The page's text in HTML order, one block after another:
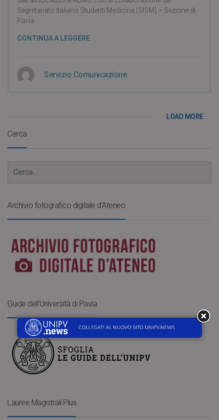
Segretariato Italiano Studenti Medicina (SISM) – Sezione di
Pavia.
CONTINUA A LEGGERE
Servizio Comunicazione
LOAD MORE
Cerca
Archivio fotografico digitale d’Ateneo
Guide dell’Università di Pavia
Lauree Magistrali Plus